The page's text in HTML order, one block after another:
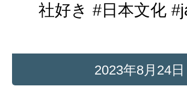
社好き #日本文化
2023年8月24日